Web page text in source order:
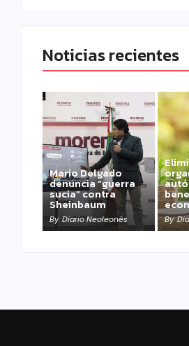
Noticias recientes
Mario Delgado
denuncia “guerra
sucia” contra
Sheinbaum
By Diario Neoleonés By